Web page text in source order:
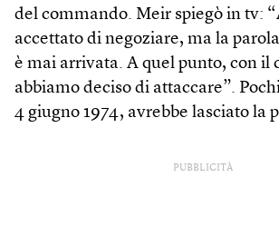
del commando. Meir spiegò in tv:
accettato di negoziare, ma la
è mai arrivata. A quel punto, con il
abbiamo deciso di attaccare”.
4 giugno 1974, avrebbe lasciato la
PUBBLICITÀ